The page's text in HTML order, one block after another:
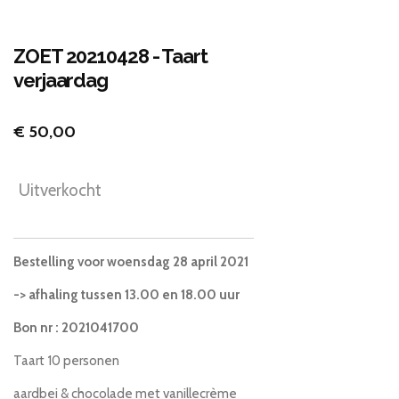
ZOET 20210428 - Taart
verjaardag
€ 50,00
Uitverkocht
Bestelling voorwoensdag 28 april 2021
-> afhaling tussen 13.00 en 18.00 uur
Bon nr : 2021041700
Taart 10 personen
aardbei & chocolade met vanillecrème